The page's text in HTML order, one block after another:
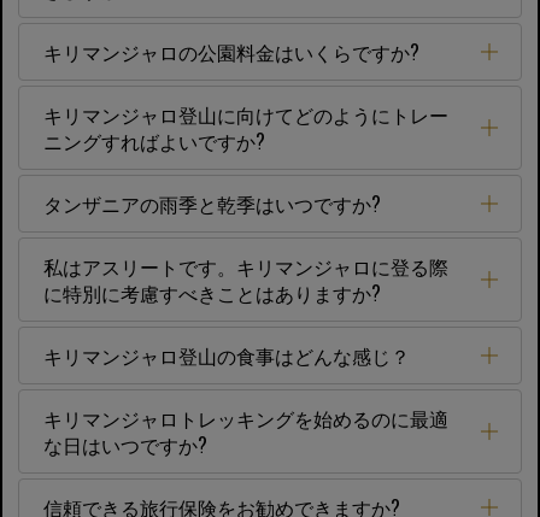
キリマンジャロの公園料金はいくらですか?
キリマンジャロ登山に向けてどのようにトレー
ニングすればよいですか?
タンザニアの雨季と乾季はいつですか?
私はアスリートです。キリマンジャロに登る際
に特別に考慮すべきことはありますか?
キリマンジャロ登山の食事はどんな感じ？
キリマンジャロトレッキングを始めるのに最適
な日はいつですか?
信頼できる旅行保険をお勧めできますか?